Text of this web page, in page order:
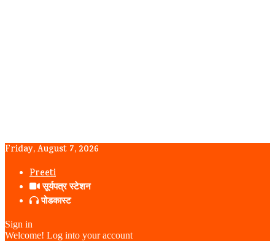
Friday, August 7, 2026
Preeti
सूर्यपत्र स्टेशन
पोडकास्ट
Sign in
Welcome! Log into your account